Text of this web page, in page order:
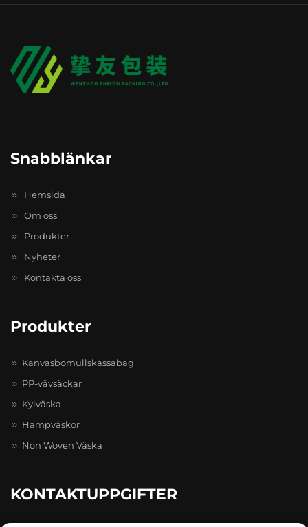
Snabblänkar
Hemsida
Om oss
Produkter
Nyheter
Kontakta oss
Produkter
Kanvasbomullskassabag
PP-vävsäckar
Kylväska
Hampväskor
Non Woven Väska
KONTAKTUPPGIFTER